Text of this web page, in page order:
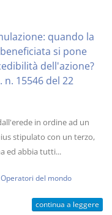
quando la
si pone
dell'azione?
n. 15546 del 22
in ordine ad un
stipulato con un terzo,
ed abbia tutti...
Operatori del mondo
continua a leggere